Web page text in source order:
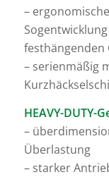
–
festhängenden
– serienmäßig
HEAVY-DUTY-
–
Überlastung
– starker